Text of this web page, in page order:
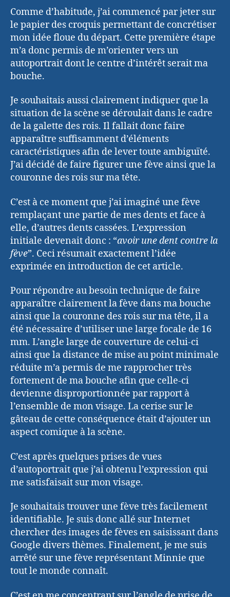
Comme d’habitude, j’ai commencé par jeter sur
le papier des croquis permettant de concrétiser
mon idée floue du départ. Cette première étape
m’a donc permis de m’orienter vers un
autoportrait dont le centre d’intérêt serait ma
bouche.
Je souhaitais aussi clairement indiquer que la
situation de la scène se déroulait dans le cadre
de la galette des rois. Il fallait donc faire
apparaître suffisamment d’éléments
caractéristiques afin de lever toute ambiguïté.
J’ai décidé de faire figurer une fève ainsi que la
couronne des rois sur ma tête.
C’est à ce moment que j’ai imaginé une fève
remplaçant une partie de mes dents et face à
elle, d’autres dents cassées. L’expression
initiale devenait donc : “avoir une dent contre la
fève”. Ceci résumait exactement l’idée
exprimée en introduction de cet article.
Pour répondre au besoin technique de faire
apparaître clairement la fève dans ma bouche
ainsi que la couronne des rois sur ma tête, il a
été nécessaire d’utiliser une large focale de 16
mm. L’angle large de couverture de celui-ci
ainsi que la distance de mise au point minimale
réduite m’a permis de me rapprocher très
fortement de ma bouche afin que celle-ci
devienne disproportionnée par rapport à
l’ensemble de mon visage. La cerise sur le
gâteau de cette conséquence était d’ajouter un
aspect comique à la scène.
C’est après quelques prises de vues
d’autoportrait que j’ai obtenu l’expression qui
me satisfaisait sur mon visage.
Je souhaitais trouver une fève très facilement
identifiable. Je suis donc allé sur Internet
chercher des images de fèves en saisissant dans
Google divers thèmes. Finalement, je me suis
arrêté sur une fève représentant Minnie que
tout le monde connaît.